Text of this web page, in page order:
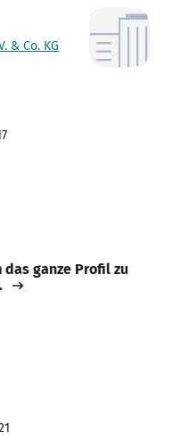
& Co. KG
das ganze Profil zu